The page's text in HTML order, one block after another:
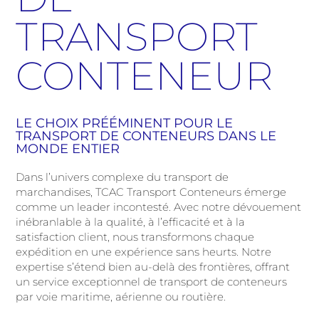
TRANSPORT
CONTENEUR
LE CHOIX PRÉÉMINENT POUR LE
TRANSPORT DE CONTENEURS DANS LE
MONDE ENTIER
Dans l’univers complexe du transport de
marchandises, TCAC Transport Conteneurs émerge
comme un leader incontesté. Avec notre dévouement
inébranlable à la qualité, à l’efficacité et à la
satisfaction client, nous transformons chaque
expédition en une expérience sans heurts. Notre
expertise s’étend bien au-delà des frontières, offrant
un service exceptionnel de transport de conteneurs
par voie maritime, aérienne ou routière.